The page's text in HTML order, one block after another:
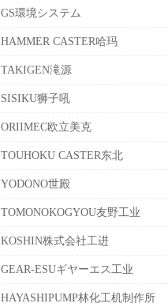
GS環境システム
HAMMER CASTER哈玛
TAKIGEN滝源
SISIKU狮子吼
ORIIMEC欧立美克
TOUHOKU CASTER东北
YODONO世殿
TOMONOKOGYOU友野工业
KOSHIN株式会社工进
GEAR-ESUギヤーエス工业
HAYASHIPUMP林化工机制作所